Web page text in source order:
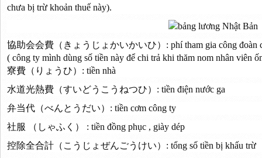
chưa bị trừ khoản thuế này).
協助会会費（きょうじょかいかいひ）: phí tham gia công đoàn
( công ty mình dùng số tiền này để chi trả khi thăm nom nhân viên
寮費（りょうひ）: tiền nhà
水道光熱費（すいどうこうねつひ）: tiền điện nước ga
弁当代（べんとうだい）: tiền cơm công ty
社服 （しゃふく） : tiền đồng phục , giày dép
控除全合計（こうじょぜんごうけい）: tổng số tiền bị khấu trừ